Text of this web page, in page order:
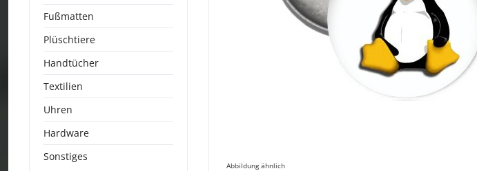
Fußmatten
Plüschtiere
Handtücher
Textilien
Uhren
Hardware
Sonstiges
Abbildung ähnlich